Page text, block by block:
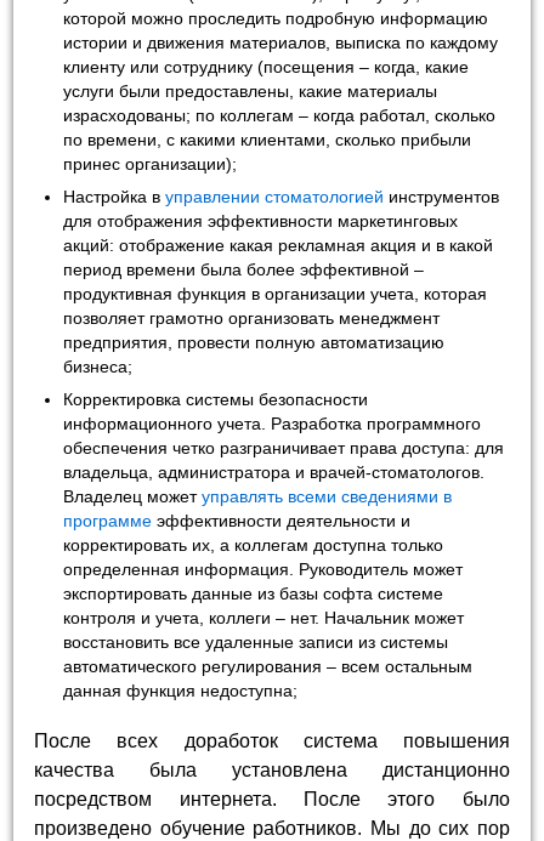
которой можно проследить подробную информацию
истории и движения материалов, выписка по каждому
клиенту или сотруднику (посещения – когда, какие
услуги были предоставлены, какие материалы
израсходованы; по коллегам – когда работал, сколько
по времени, с какими клиентами, сколько прибыли
принес организации);
Настройка вуправлении стоматологией инструментов
для отображения эффективности маркетинговых
акций: отображение какая рекламная акция и в какой
период времени была более эффективной –
продуктивная функция в организации учета, которая
позволяет грамотно организовать менеджмент
предприятия, провести полную автоматизацию
бизнеса;
Корректировка системы безопасности
информационного учета. Разработка программного
обеспечения четко разграничивает права доступа: для
владельца, администратора и врачей-стоматологов.
Владелец можетуправлять всеми сведениями в
программе эффективности деятельности и
корректировать их, а коллегам доступна только
определенная информация. Руководитель может
экспортировать данные из базы софта системе
контроля и учета, коллеги – нет. Начальник может
восстановить все удаленные записи из системы
автоматического регулирования – всем остальным
данная функция недоступна;
После всех доработок система повышения
качества была установлена дистанционно
посредством интернета. После этого было
произведено обучение работников. Мы до сих пор